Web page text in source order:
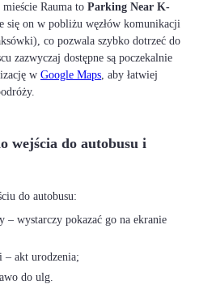
Rauma to Parking Near K-
się on w pobliżu węzłów komunikacji
co pozwala szybko dotrzeć do
zazwyczaj dostępne są poczekalnie
w Google Maps, aby łatwiej
wejścia do autobusu i
– wystarczy pokazać go na ekranie
– akt urodzenia;
do ulg.